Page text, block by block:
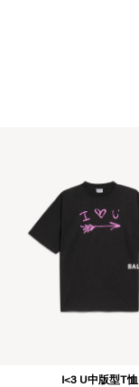
I<3 U中版型T恤